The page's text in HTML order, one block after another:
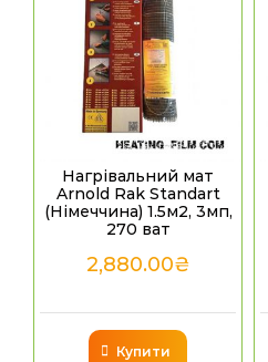
Нагрівальний мат
Arnold Rak Standart
(Німеччина) 1.5м2, 3мп,
270 ват
2,880.00₴
Купити